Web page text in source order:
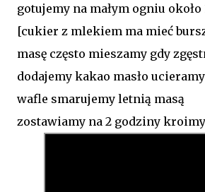
gotujemy na małym ogniu
[cukier z mlekiem ma mieć
masę często mieszamy gdy
dodajemy kakao masło
wafle smarujemy letnią masą
zostawiamy na 2 godziny